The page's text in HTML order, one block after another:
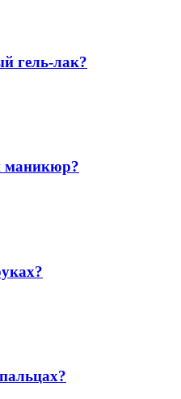
гель-лак?
маникюр?